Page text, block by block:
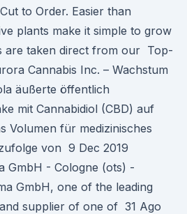
to Order. Easier than
plants make it simple to grow
are taken direct from our Top-
Cannabis Inc. – Wachstum
äußerte öffentlich
mit Cannabidiol (CBD) auf
Volumen für medizinisches
von 9 Dec 2019
GmbH - Cologne (ots) -
GmbH, one of the leading
supplier of one of 31 Ago